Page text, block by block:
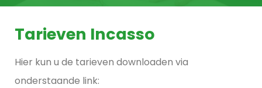
Tarieven Incasso
Hier kun u de tarieven downloaden via
onderstaande link: